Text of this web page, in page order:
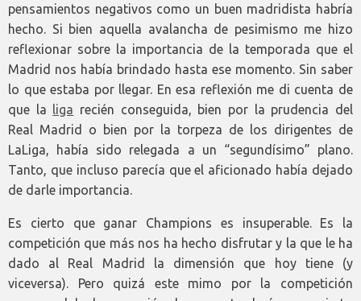
pensamientos negativos como un buen madridista habría
hecho. Si bien aquella avalancha de pesimismo me hizo
reflexionar sobre la importancia de la temporada que el
Madrid nos había brindado hasta ese momento. Sin saber
lo que estaba por llegar. En esa reflexión me di cuenta de
que la
liga recién conseguida, bien por la prudencia del
Real Madrid o bien por la torpeza de los dirigentes de
LaLiga, había sido relegada a un “segundísimo” plano.
Tanto, que incluso parecía que el aficionado había dejado
de darle importancia.
Es cierto que ganar Champions es insuperable. Es la
competición que más nos ha hecho disfrutar y la que le ha
dado al Real Madrid la dimensión que hoy tiene (y
viceversa). Pero quizá este mimo por la competición